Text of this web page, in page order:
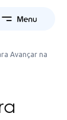
Avançar na